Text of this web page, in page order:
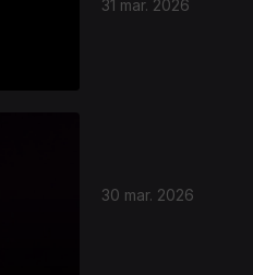
31 mar. 2026
30 mar. 2026